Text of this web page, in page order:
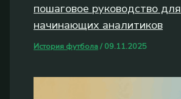
пошаговое руководство для
начинающих аналитиков
История футбола/ 09.11.2025